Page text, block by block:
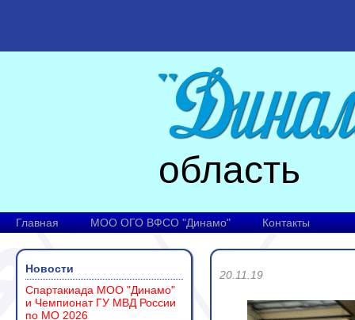
область
Главная МОО ОГО ВФСО "Динамо" Контакты
Новости
Спартакиада МОО "Динамо"
и Чемпионат ГУ МВД России
по МО 2026
20.11.19